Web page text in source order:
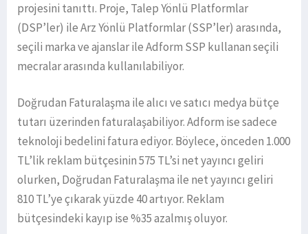
projesini tanıttı. Proje, Talep Yönlü Platformlar
(DSP’ler) ile Arz Yönlü Platformlar (SSP’ler) arasında,
seçili marka ve ajanslar ile Adform SSP kullanan seçili
mecralar arasında kullanılabiliyor.
Doğrudan Faturalaşma ile alıcı ve satıcı medya bütçe
tutarı üzerinden faturalaşabiliyor. Adform ise sadece
teknoloji bedelini fatura ediyor. Böylece, önceden 1.000
TL’lik reklam bütçesinin 575 TL’si net yayıncı geliri
olurken, Doğrudan Faturalaşma ile net yayıncı geliri
810 TL’ye çıkarak yüzde 40 artıyor. Reklam
bütçesindeki kayıp ise %35 azalmış oluyor.